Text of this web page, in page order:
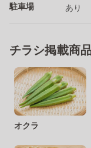
駐車場 あり
チラシ掲載商
オクラ